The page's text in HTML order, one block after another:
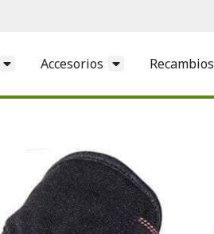
Accesorios Recambios